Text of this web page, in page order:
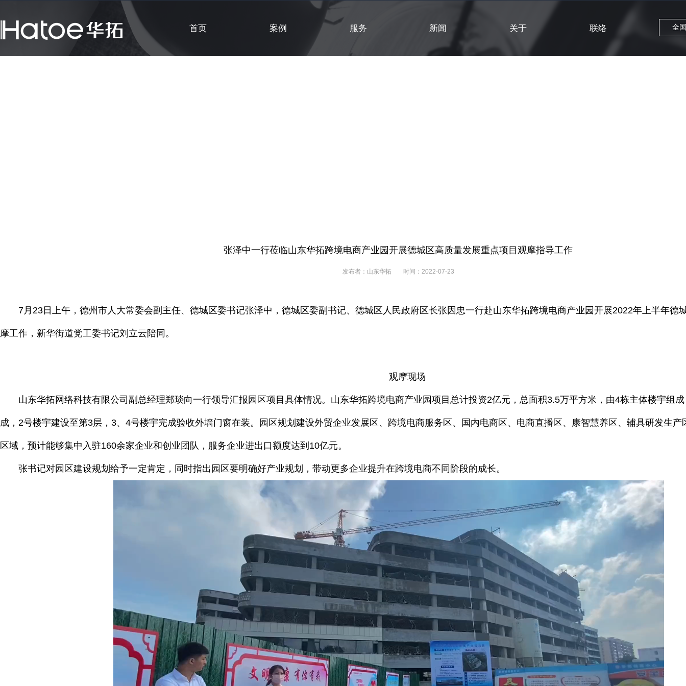
全
首页 案例 服务 新闻 关于 联络
公司新闻 知识课堂
张泽中一行莅临山东华拓跨境电商产业园开展德城区高质量发展重点项目观摩指导工作
发布者：山东华拓 时间：2022-07-23
7月23日上午，德州市人大常委会副主任、德城区委书记张泽中，德城区委副书记、德城区人民政府区长张因忠一行赴山东华拓跨境电商产业园开展2022年上半年德
摩工作，新华街道党工委书记刘立云陪同。
观摩现场
山东华拓网络科技有限公司副总经理郑琰向一行领导汇报园区项目具体情况。山东华拓跨境电商产业园项目总计投资2亿元，总面积3.5万平方米，由4栋主体楼宇组
成，2号楼宇建设至第3层，3、4号楼宇完成验收外墙门窗在装。园区规划建设外贸企业发展区、跨境电商服务区、国内电商区、电商直播区、康智慧养区、辅具研发生
区域，预计能够集中入驻160余家企业和创业团队，服务企业进出口额度达到10亿元。
张书记对园区建设规划给予一定肯定，同时指出园区要明确好产业规划，带动更多企业提升在跨境电商不同阶段的成长。